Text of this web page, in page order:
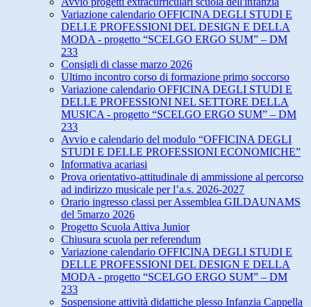
Variazione calendario OFFICINA DEGLI STUDI E
DELLE PROFESSIONI DEL DESIGN E DELLA
MODA - progetto “SCELGO ERGO SUM” – DM
233
Consigli di classe marzo 2026
Ultimo incontro corso di formazione primo soccorso
Variazione calendario OFFICINA DEGLI STUDI E
DELLE PROFESSIONI NEL SETTORE DELLA
MUSICA - progetto “SCELGO ERGO SUM” – DM
233
Avvio e calendario del modulo “OFFICINA DEGLI
STUDI E DELLE PROFESSIONI ECONOMICHE”
Informativa acariasi
Prova orientativo-attitudinale di ammissione al percorso
ad indirizzo musicale per l’a.s. 2026-2027
Orario ingresso classi per Assemblea GILDAUNAMS
del 5marzo 2026
Progetto Scuola Attiva Junior
Chiusura scuola per referendum
Variazione calendario OFFICINA DEGLI STUDI E
DELLE PROFESSIONI DEL DESIGN E DELLA
MODA - progetto “SCELGO ERGO SUM” – DM
233
Sospensione attività didattiche plesso Infanzia Cappella